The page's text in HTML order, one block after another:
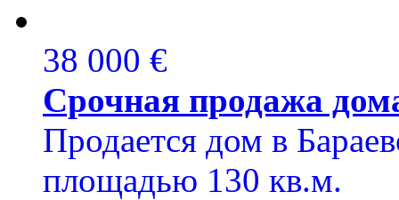
38 000 €
Срочная продажа
Продается дом в
площадью 130 кв.м.